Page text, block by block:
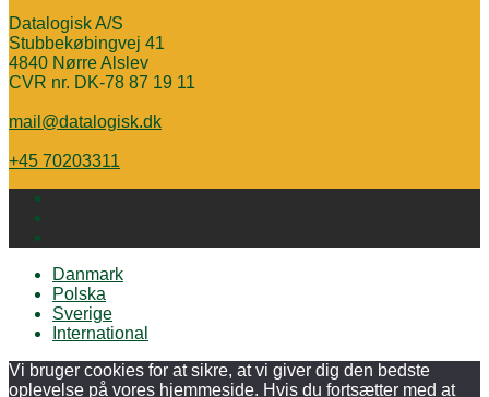
Datalogisk A/S
Stubbekøbingvej 41
4840 Nørre Alslev
CVR nr. DK-78 87 19 11
mail@datalogisk.dk
+45 70203311
Danmark
Polska
Sverige
International
Vi bruger cookies for at sikre, at vi giver dig den bedste
oplevelse på vores hjemmeside. Hvis du fortsætter med at